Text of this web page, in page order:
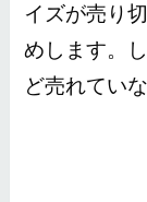
イズが売り
めします。
ど売れてい